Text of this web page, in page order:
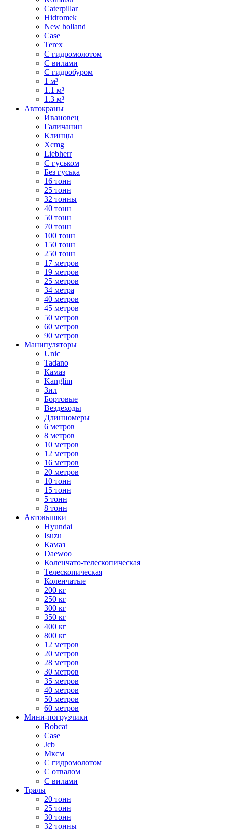
Caterpillar
Hidromek
New holland
Case
Terex
С гидромолотом
С вилами
С гидробуром
1 м³
1.1 м³
1.3 м³
Автокраны
Ивановец
Галичанин
Клинцы
Xcmg
Liebherr
С гуськом
Без гуська
16 тонн
25 тонн
32 тонны
40 тонн
50 тонн
70 тонн
100 тонн
150 тонн
250 тонн
17 метров
19 метров
25 метров
34 метра
40 метров
45 метров
50 метров
60 метров
90 метров
Манипуляторы
Unic
Tadano
Камаз
Kanglim
Зил
Бортовые
Вездеходы
Длинномеры
6 метров
8 метров
10 метров
12 метров
16 метров
20 метров
10 тонн
15 тонн
5 тонн
8 тонн
Автовышки
Hyundai
Isuzu
Камаз
Daewoo
Коленчато-телескопическая
Телескопическая
Коленчатые
200 кг
250 кг
300 кг
350 кг
400 кг
800 кг
12 метров
20 метров
28 метров
30 метров
35 метров
40 метров
50 метров
60 метров
Мини-погрузчики
Bobcat
Case
Jcb
Мксм
С гидромолотом
С отвалом
С вилами
Тралы
20 тонн
25 тонн
30 тонн
32 тонны